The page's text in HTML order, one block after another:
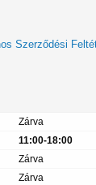
Szerződési
Zárva
11:00-18:00
Zárva
Zárva